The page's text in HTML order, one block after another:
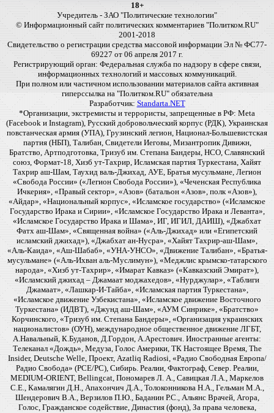
18+
Учредитель - ЗАО "Политические технологии"
© Информационный сайт политических комментариев "Политком.RU"
2001-2018
Свидетельство о регистрации средства массовой информации Эл № ФС77-
69227 от 06 апреля 2017 г.
Регистрирующий орган: Федеральная служба по надзору в сфере связи,
информационных технологий и массовых коммуникаций.
При полном или частичном использовании материалов сайта активная
гиперссылка на "Политком.RU" обязательна
Разработчик: Standarta.NET
*Организации, экстремисты и террористы, запрещенные в РФ: Meta
(Facebook и Instagram), Русский добровольческий корпус (РДК), Украинская
повстанческая армия (УПА), Грузинский легион, Национал-Большевистская
партия (НБП), Талибан, Свидетели Иеговы, Мизантропик Дивижн,
Братство, Артподготовка, Тризуб им. Степана Бандеры, НСО, Славянский
союз, Формат-18, Хизб ут-Тахрир, Исламская партия Туркестана, Хайят
Тахрир аш-Шам, Таухид валь-Джихад, АУЕ, Братья мусульмане, Легион
«Свобода России» («Легион Свобода России»), «Чеченская Республика
Ичкерия», «Правый сектор», «Азов» (батальон «Азов», полк «Азов»),
«Айдар», «Национальный корпус», «Исламское государство» («Исламское
Государство Ирака и Сирии», «Исламское Государство Ирака и Леванта»,
«Исламское Государство Ирака и Шама», ИГ, ИГИЛ, ДАИШ), «Джабхат
Фатх аш-Шам», «Священная война» («Аль-Джихад» или «Египетский
исламский джихад»), «Джабхат ан-Нусра», «Хайят Тахрир-аш-Шам»,
«Аль-Каида», «Аш-Шабаб», «УНА-УНСО», «Движение Талибан», «Братья-
мусульмане» («Аль-Ихван аль-Муслимун»), «Меджлис крымско-татарского
народа», «Хизб ут-Тахрир», «Имарат Кавказ» («Кавказский Эмират»),
«Исламский джихад – Джамаат моджахедов», «Нурджулар», «Таблиги
Джамаат», «Лашкар-И-Тайба», «Исламская партия Туркестана»,
«Исламское движение Узбекистана», «Исламское движение Восточного
Туркестана» (ИДВТ), «Джунд аш-Шам», «АУМ Синрике», «Братство»
Корчинского, «Тризуб им. Степана Бандеры», «Организация украинских
националистов» (ОУН), международное общественное движение ЛГБТ,
А.Навальный, К.Буданов, Д.Гордон, А.Арестович. Иностранные агенты:
Телеканал «Дождь», Медуза, Голос Америки, ТК Настоящее Время, The
Insider, Deutsche Welle, Проект, Azatliq Radiosi, «Радио Свободная Европа/
Радио Свобода» (PCE/PC), Сибирь. Реалии, Фактограф, Север. Реалии,
MEDIUM-ORIENT, Bellingcat, Пономарев Л. А., Савицкая Л.А., Маркелов
С.Е., Камалягин Д.Н., Апахончич Д.А., Толоконникова Н.А., Гельман М.А.,
Шендерович В.А., Верзилов П.Ю., Баданин Р.С., Альянс Врачей, Агора,
Голос, Гражданское содействие, Династия (фонд), За права человека,